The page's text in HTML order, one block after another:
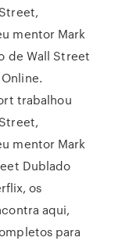
mentor Mark
de Wall Street
trabalhou
mentor Mark
Dublado
os
aqui,
para